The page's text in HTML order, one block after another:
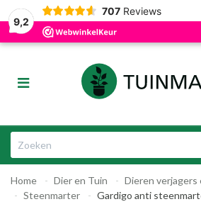
(Tuinafscheiding)
(Tuinmeubelen)
(Dier & Tuin)
9,2
707 Reviews
Gratis afhalen in Groningen
Toggle
Winkelwagen
Uw winkelwagen
Home Dier en Tuin
Dieren verjagers
Steenmarter
Gardigo anti